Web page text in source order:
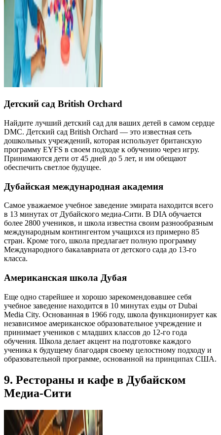
Детский сад British Orchard
Найдите лучший детский сад для ваших детей в самом сердце
DMC. Детский сад British Orchard — это известная сеть
дошкольных учреждений, которая использует британскую
программу EYFS в своем подходе к обучению через игру.
Принимаются дети от 45 дней до 5 лет, и им обещают
обеспечить светлое будущее.
Дубайская международная академия
Самое уважаемое учебное заведение эмирата находится всего
в 13 минутах от Дубайского медиа-Сити. В DIA обучается
более 2800 учеников, и школа известна своим разнообразным
международным контингентом учащихся из примерно 85
стран. Кроме того, школа предлагает полную программу
Международного бакалавриата от детского сада до 13-го
класса.
Американская школа Дубая
Еще одно старейшее и хорошо зарекомендовавшее себя
учебное заведение находится в 10 минутах езды от Dubai
Media City. Основанная в 1966 году, школа функционирует как
независимое американское образовательное учреждение и
принимает учеников с младших классов до 12-го года
обучения. Школа делает акцент на подготовке каждого
ученика к будущему благодаря своему целостному подходу и
образовательной программе, основанной на принципах США.
9. Рестораны и кафе в Дубайском
Медиа-Сити